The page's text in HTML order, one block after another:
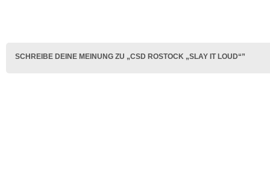
SCHREIBE DEINE MEINUNG ZU „CSD ROSTOCK „SLAY IT LOUD“”